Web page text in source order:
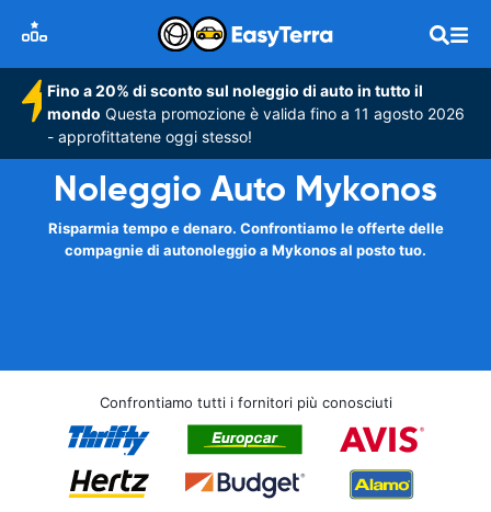
Fino a 20% di sconto sul noleggio di auto in tutto il
mondo Questa promozione è valida fino a 11 agosto 2026
- approfittatene oggi stesso!
Noleggio Auto Mykonos
Risparmia tempo e denaro. Confrontiamo le offerte delle
compagnie di autonoleggio a Mykonos al posto tuo.
Confrontiamo tutti i fornitori più conosciuti